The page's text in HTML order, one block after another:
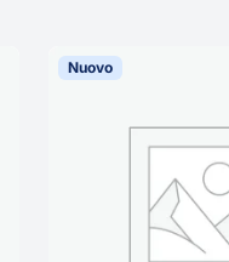
Nuovo